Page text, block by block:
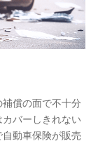
に関する情
別、年齢、家族
用履歴などが
種サービスな
ービスのご契
の行動に関す
関する情報、
所・決済に関
などが含まれ
償の面で不十分
バーしきれない
動車保険が販売